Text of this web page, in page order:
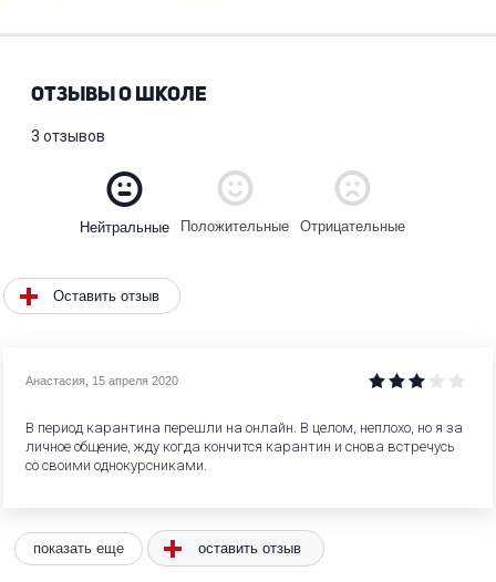
ОТЗЫВЫ О ШКОЛЕ
3 отзывов
Нейтральные Положительные Отрицательные
Оставить отзыв
Анастасия, 15 апреля 2020
В период карантина перешли на онлайн. В целом, неплохо, но я за
личное общение, жду когда кончится карантин и снова встречусь
со своими однокурсниками.
показать еще оставить отзыв